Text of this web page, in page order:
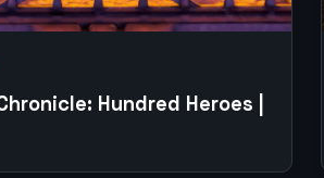
Hundred Heroes |